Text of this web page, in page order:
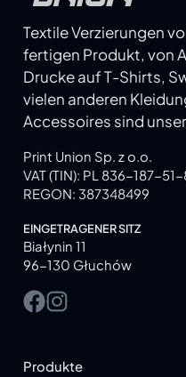
Textile Verzierungen
fertigen Produkt, von
Drucke auf T-Shirts,
vielen anderen
Accessoires sind
Print Union Sp. z o.o.
VAT (TIN): PL 836-187-
REGON: 387348499
EINGETRAGENER SITZ
Białynin 11
96-130 Głuchów
Produkte